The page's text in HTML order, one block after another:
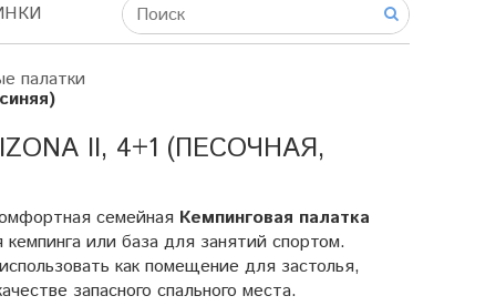
палатки
II, 4+1 (ПЕСОЧНАЯ,
семейная Кемпинговая палатка
или база для занятий спортом.
как помещение для застолья,
запасного спального места.